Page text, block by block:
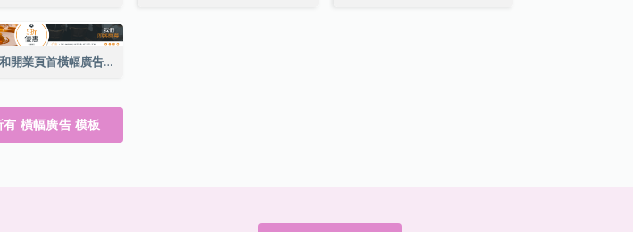
餐廳預訂和開業頁首橫幅廣告
橫幅廣告 模板